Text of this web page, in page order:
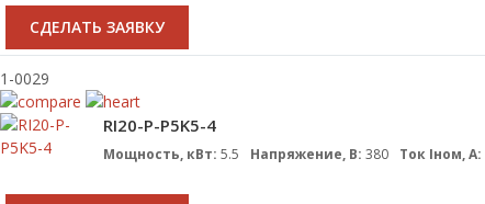
CДЕЛАТЬ ЗАЯВКУ
1-0029
RI20-P-P5K5-4
Мощность, кВт: 5.5 Напряжение, В: 380 Ток Iном, А: